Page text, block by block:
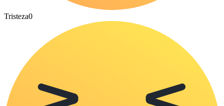
Tristeza0